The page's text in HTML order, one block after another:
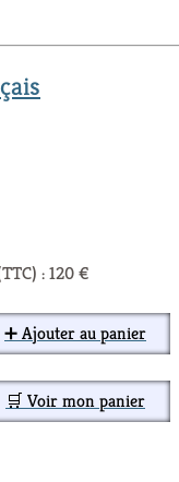
: 120 €
➕ Ajouter au panier
🛒 Voir mon panier